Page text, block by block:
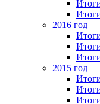
2016 год
2015 год